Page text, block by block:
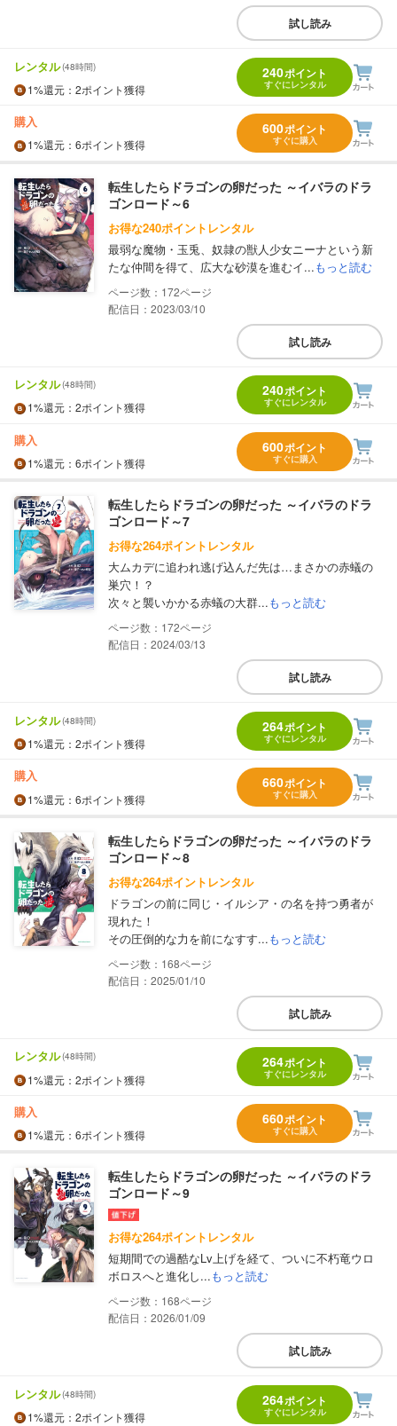
試し読み
レンタル(48時間)
1%還元 ：2ポイント獲得
240ポイント
すぐにレンタル
購入
1%還元 ：6ポイント獲得
600ポイント
すぐに購入
転生したらドラゴンの卵だった ～イバラのドラ
ゴンロード～6
お得な240ポイントレンタル
最弱な魔物・玉兎、奴隷の獣人少女ニーナという新
たな仲間を得て、広大な砂漠を進むイ...もっと読む
172
配信日：2023/03/10
試し読み
レンタル(48時間)
1%還元 ：2ポイント獲得
240ポイント
すぐにレンタル
購入
1%還元 ：6ポイント獲得
600ポイント
すぐに購入
転生したらドラゴンの卵だった ～イバラのドラ
ゴンロード～7
お得な264ポイントレンタル
大ムカデに追われ逃げ込んだ先は…まさかの赤蟻の
巣穴！？
次々と襲いかかる赤蟻の大群...もっと読む
172
配信日：2024/03/13
試し読み
レンタル(48時間)
1%還元 ：2ポイント獲得
264ポイント
すぐにレンタル
購入
1%還元 ：6ポイント獲得
660ポイント
すぐに購入
転生したらドラゴンの卵だった ～イバラのドラ
ゴンロード～8
お得な264ポイントレンタル
ドラゴンの前に同じ・イルシア・の名を持つ勇者が
現れた！
その圧倒的な力を前になすす...もっと読む
168
配信日：2025/01/10
試し読み
レンタル(48時間)
1%還元 ：2ポイント獲得
264ポイント
すぐにレンタル
購入
1%還元 ：6ポイント獲得
660ポイント
すぐに購入
転生したらドラゴンの卵だった ～イバラのドラ
ゴンロード～9
お得な264ポイントレンタル
短期間での過酷なLv上げを経て、ついに不朽竜ウロ
ボロスへと進化し...もっと読む
168
配信日：2026/01/09
試し読み
レンタル(48時間)
1%還元 ：2ポイント獲得
264ポイント
すぐにレンタル